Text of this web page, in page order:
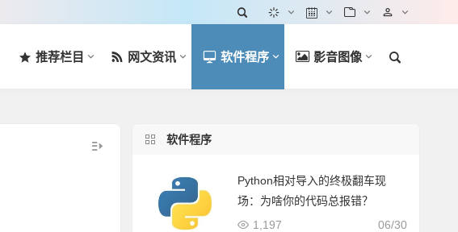
推荐栏目 网文资讯 软件程序 影音图像
软件程序
Python相对导入的终极翻车现
场：为啥你的代码总报错？
06/30
1,197